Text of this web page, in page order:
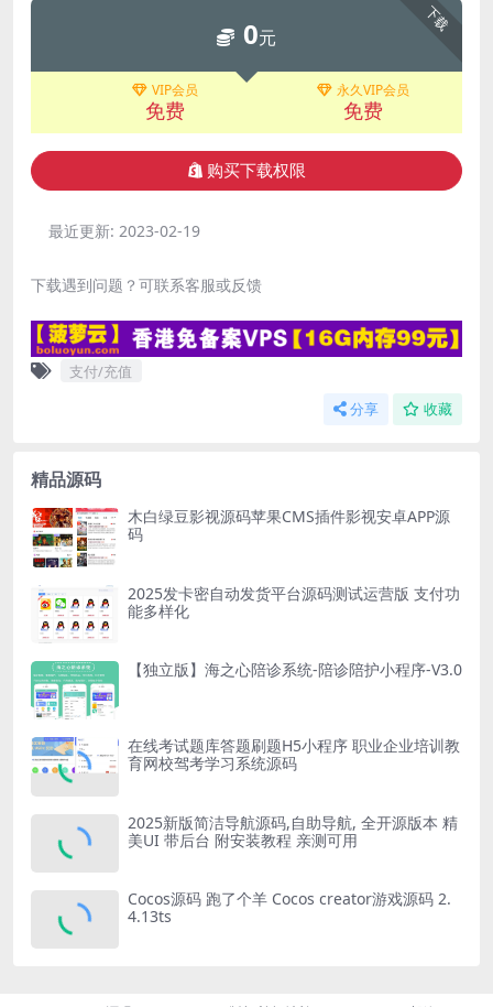
下载
0元
VIP会员
免费
永久VIP会员
免费
购买下载权限
最近更新: 2023-02-19
下载遇到问题？可联系客服或反馈
支付/充值
分享 收藏
精品源码
木白绿豆影视源码苹果CMS插件影视安卓APP源
码
2025发卡密自动发货平台源码测试运营版 支付功
能多样化
【独立版】海之心陪诊系统-陪诊陪护小程序-V3.0
在线考试题库答题刷题H5小程序 职业企业培训教
育网校驾考学习系统源码
2025新版简洁导航源码,自助导航, 全开源版本 精
美UI 带后台 附安装教程 亲测可用
Cocos源码 跑了个羊 Cocos creator游戏源码 2.
4.13ts